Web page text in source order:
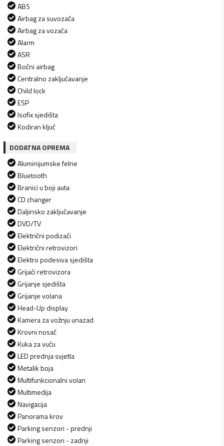
ABS
Airbag za suvozača
Airbag za vozača
Alarm
ASR
Bočni airbag
Centralno zaključavanje
Child lock
ESP
Isofix sjedišta
Kodiran ključ
DODATNA OPREMA
Aluminijumske felne
Bluetooth
Branici u boji auta
CD changer
Daljinsko zaključavanje
DVD/TV
Električni podizači
Električni retrovizori
Elektro podesiva sjedišta
Grijači retrovizora
Grijanje sjedišta
Grijanje volana
Head-Up display
Kamera za vožnju unazad
Krovni nosač
Kuka za vuču
LED prednja svjetla
Metalik boja
Multifunkcionalni volan
Multimedija
Navigacija
Panorama krov
Parking senzori - prednji
Parking senzori - zadnji